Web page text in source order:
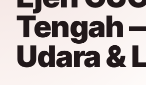
Tengah
Udara &